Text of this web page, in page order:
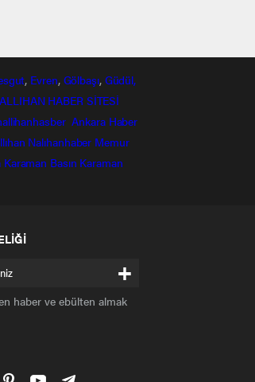
, Evren, Gölbaşı, Güdül,
HABER SİTESİ
Ankara Haber
Nalıhanhaber Memur
Karaman Basın Karaman
+
haber ve ebülten almak